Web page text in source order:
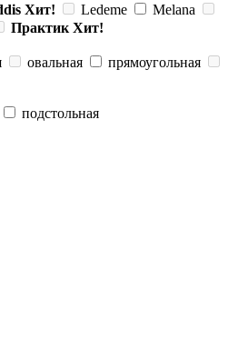
Хит! Ledeme
Melana
Практик Хит!
овальная
прямоугольная
подстольная